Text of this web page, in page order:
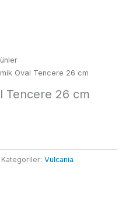
Oval Tencere 26 cm
Tencere 26 cm
Kategoriler: Vulcania